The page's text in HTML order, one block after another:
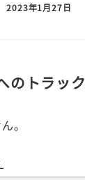
2023年1月27日
のトラッ
。